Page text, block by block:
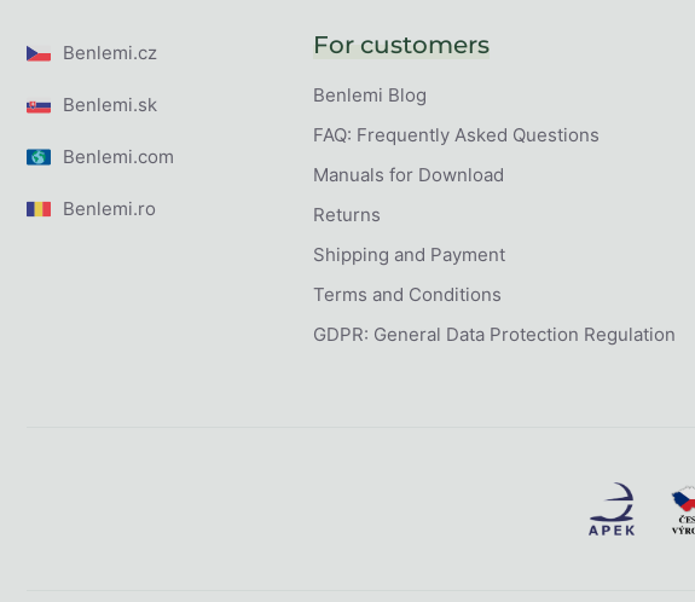
Benlemi.cz
Benlemi.sk
Benlemi.com
Benlemi.ro
For customers
Benlemi Blog
FAQ: Frequently Asked Questions
Manuals for Download
Returns
Shipping and Payment
Terms and Conditions
GDPR: General Data Protection Regulation